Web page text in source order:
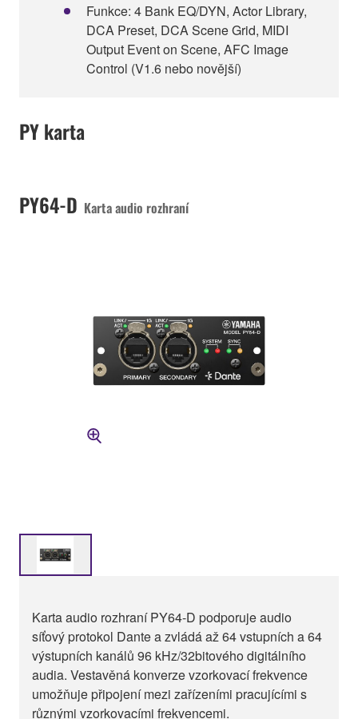
Funkce: 4 Bank EQ/DYN, Actor Library,
DCA Preset, DCA Scene Grid, MIDI
Output Event on Scene, AFC Image
Control (V1.6 nebo novější)
PY karta
PY64-D Karta audio rozhraní
Karta audio rozhraní PY64-D podporuje audio
síťový protokol Dante a zvládá až 64 vstupních a 64
výstupních kanálů 96 kHz/32bitového digitálního
audia. Vestavěná konverze vzorkovací frekvence
umožňuje připojení mezi zařízeními pracujícími s
různými vzorkovacími frekvencemi.